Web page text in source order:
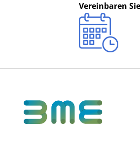
Vereinbaren